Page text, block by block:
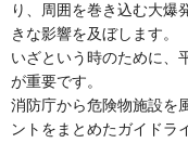
り、周囲を巻き込む大爆
きな影響を及ぼします。
いざという時のために、
が重要です。
消防庁から危険物施設を
ントをまとめたガイドラ